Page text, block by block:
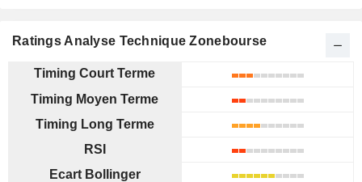
Ratings Analyse Technique Zonebourse
Timing Court Terme
Timing Moyen Terme
Timing Long Terme
RSI
Ecart Bollinger